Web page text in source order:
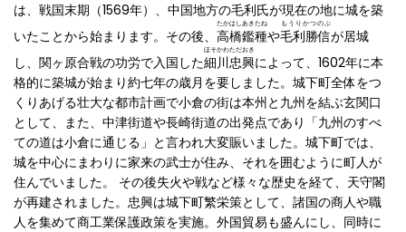
は、戦国末期（1569年）、中国地方の毛利氏が現在の地に城を築
いたことから始まります。その後、 高橋鑑種
たかはしあきたね
や毛利勝信
もうりかつのぶ
が居城
し、関ヶ原合戦の功労で入国した細川忠興
ほそかわただおき
によって、1602年に本
格的に築城が始まり約七年の歳月を要しました。城下町全体をつ
くりあげる壮大な都市計画で小倉の街は本州と九州を結ぶ玄関口
として、また、中津街道や長崎街道の出発点であり「九州のすべ
ての道は小倉に通じる」と言われ大変賑いました。城下町では、
城を中心にまわりに家来の武士が住み、それを囲むように町人が
住んでいました。 その後失火や戦など様々な歴史を経て、天守閣
が再建されました。忠興は城下町繁栄策として、諸国の商人や職
人を集めて商工業保護政策を実施。外国貿易も盛んにし、同時に